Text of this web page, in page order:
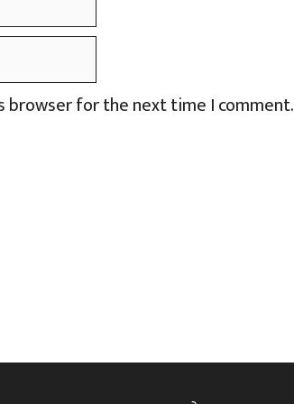
browser for the next time I comment.